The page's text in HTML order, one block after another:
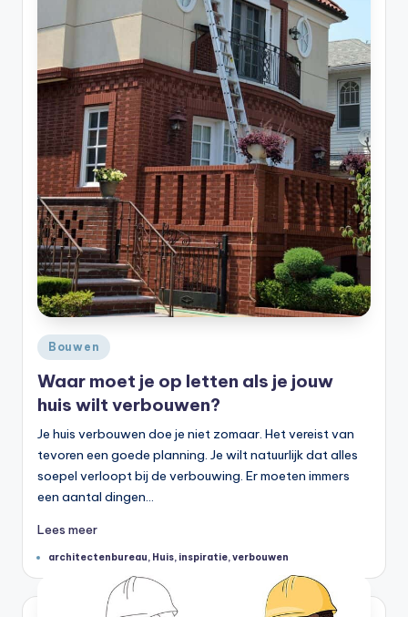
Geplaatst
in
Bouwen
Waar moet je op letten als je jouw
huis wilt verbouwen?
Je huis verbouwen doe je niet zomaar. Het vereist van
tevoren een goede planning. Je wilt natuurlijk dat alles
soepel verloopt bij de verbouwing. Er moeten immers
een aantal dingen…
Lees meer
Tags:architectenbureau, Huis, inspiratie,verbouwen